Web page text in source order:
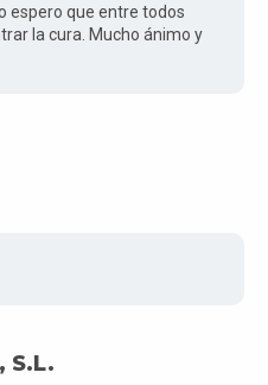
espero que entre todos
la cura. Mucho ánimo y
S.L.